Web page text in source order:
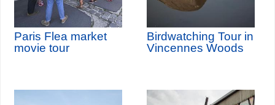
Paris Flea market
movie tour
Birdwatching Tour in
Vincennes Woods